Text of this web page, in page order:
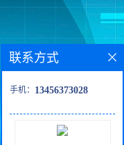
联系方式
手机： 13456373028